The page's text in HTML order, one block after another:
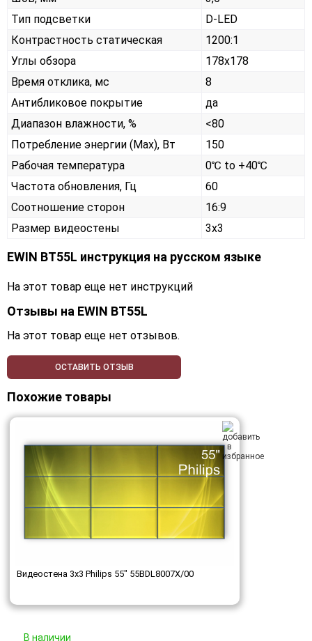
Тип подсветки
D-LED
Контрастность статическая
1200:1
Углы обзора
178x178
Время отклика, мс
8
Антибликовое покрытие
да
Диапазон влажности, %
<80
Потребление энергии (Max), Вт
150
Рабочая температура
0℃ to +40℃
Частота обновления, Гц
60
Соотношение сторон
16:9
Размер видеостены
3x3
EWIN BT55L инструкция на русском языке
На этот товар еще нет инструкций
Отзывы на EWIN BT55L
На этот товар еще нет отзывов.
ОСТАВИТЬ ОТЗЫВ
Похожие товары
Видеостена 3x3 Philips 55" 55BDL8007X/00
В наличии